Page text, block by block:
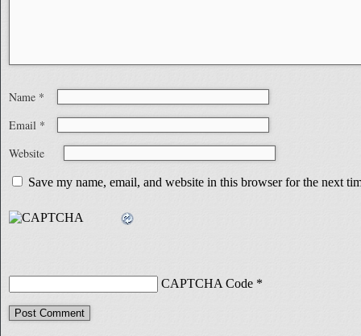
Name *
Email *
Website
Save my name, email, and website in this browser for the next
CAPTCHA Code *